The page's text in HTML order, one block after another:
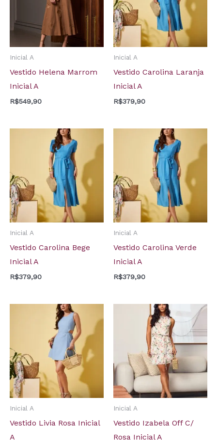
Inicial A
Vestido Helena Marrom
Inicial A
R$549,90
Inicial A
Vestido Carolina Laranja
Inicial A
R$379,90
Inicial A
Vestido Carolina Bege
Inicial A
R$379,90
Inicial A
Vestido Carolina Verde
Inicial A
R$379,90
Inicial A
Vestido Livia Rosa Inicial
A
Inicial A
Vestido Izabela Off C/
Rosa Inicial A